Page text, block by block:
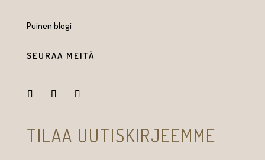
Puinen blogi
SEURAA MEITÄ
TILAA UUTISKIRJEEMME